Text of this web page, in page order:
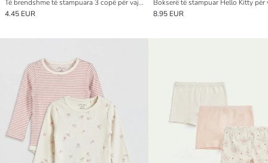
Të brendshme të stampuara 3 copë për vajza
4.45 EUR
8.95 EUR